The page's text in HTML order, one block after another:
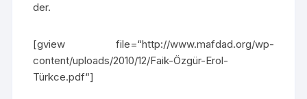
der.
[gview file=“http://www.mafdad.org/wp-
content/uploads/2010/12/Faik-Özgür-Erol-
Türkce.pdf“]